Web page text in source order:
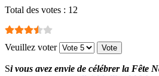
Total des votes : 12
Veuillez voter
Si vous avez envie de célébrer la Fête